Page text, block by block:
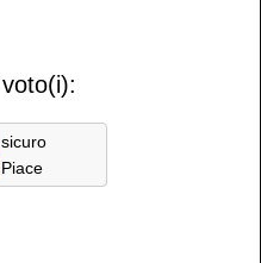
voto(i):
sicuro
Piace